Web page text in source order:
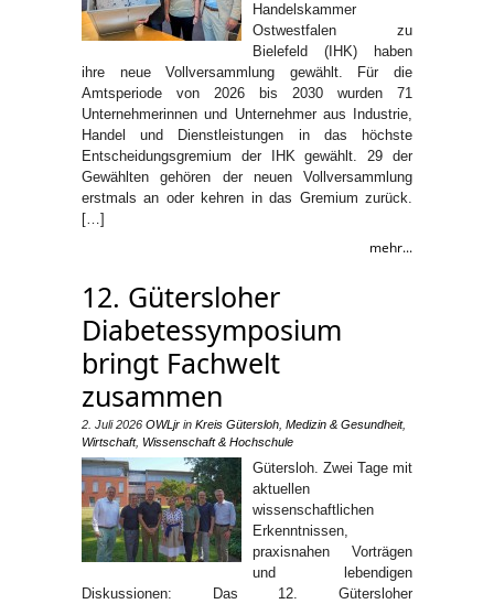
Handelskammer
Ostwestfalen zu
Bielefeld (IHK) haben
ihre neue Vollversammlung gewählt. Für die
Amtsperiode von 2026 bis 2030 wurden 71
Unternehmerinnen und Unternehmer aus Industrie,
Handel und Dienstleistungen in das höchste
Entscheidungsgremium der IHK gewählt. 29 der
Gewählten gehören der neuen Vollversammlung
erstmals an oder kehren in das Gremium zurück.
[…]
mehr...
12. Gütersloher
Diabetessymposium
bringt Fachwelt
zusammen
2. Juli 2026 OWLjr in Kreis Gütersloh Medizin & Gesundheit,
Wirtschaft, Wissenschaft & Hochschule
Gütersloh. Zwei Tage mit
aktuellen
wissenschaftlichen
Erkenntnissen,
praxisnahen Vorträgen
und lebendigen
Diskussionen: Das 12. Gütersloher